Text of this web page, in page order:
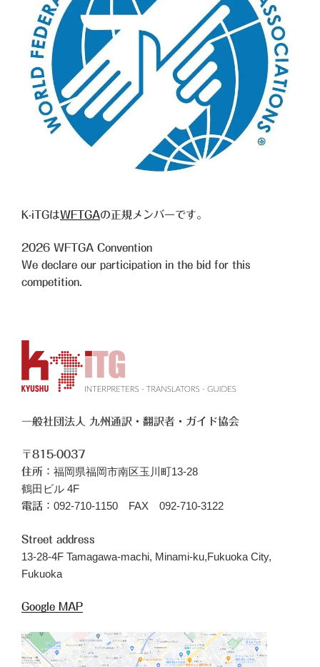
K-iTGはWFTGAの正規メンバーです。
2026 WFTGA Convention
We declare our participation in the bid for this
competition.
一般社団法人 九州通訳・翻訳者・ガイド協会
〒815-0037
住所： 福岡県福岡市南区玉川町13-28
鶴田ビル 4F
電話： 092-710-1150 FAX 092-710-3122
Street address
13-28-4F Tamagawa-machi, Minami-ku,Fukuoka City,
Fukuoka
Google MAP